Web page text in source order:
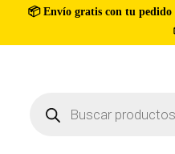
📦 Envío gratis con tu pedido